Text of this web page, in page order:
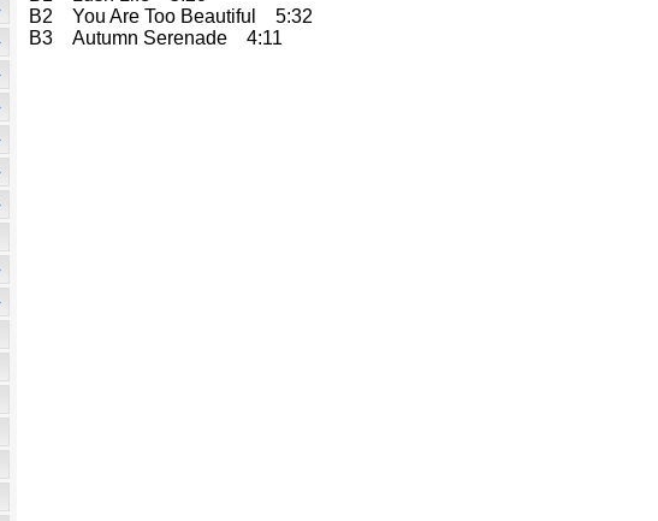
B2 You Are Too Beautiful 5:32
B3 Autumn Serenade 4:11